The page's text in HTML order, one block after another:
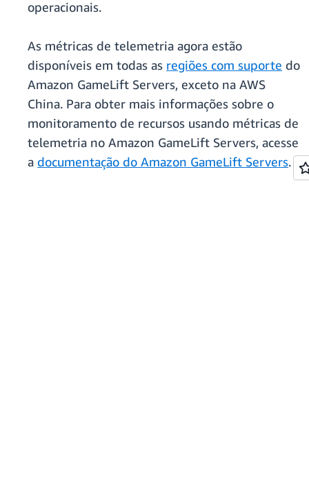
operacionais.
As métricas de telemetria agora estão
disponíveis em todas as regiões com suporte do
Amazon GameLift Servers, exceto na AWS
China. Para obter mais informações sobre o
monitoramento de recursos usando métricas de
telemetria no Amazon GameLift Servers, acesse
a documentação do Amazon GameLift Servers.